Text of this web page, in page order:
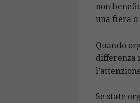
non
una fiera
Quando
differenza
Se state